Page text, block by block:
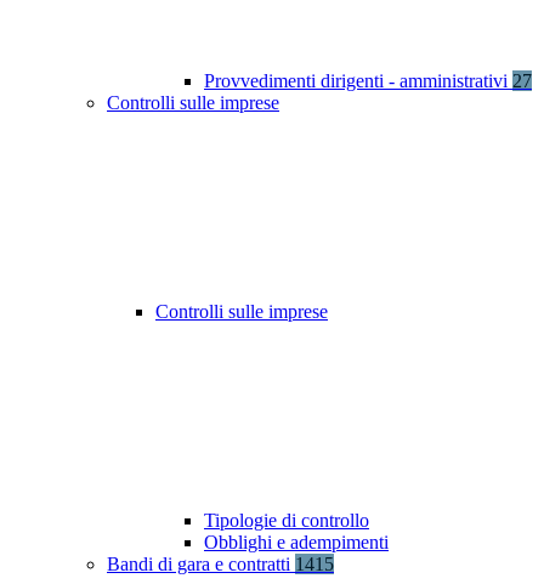
Provvedimenti dirigenti - amministrativi 27
Controlli sulle imprese
Controlli sulle imprese
Tipologie di controllo
Obblighi e adempimenti
Bandi di gara e contratti 1415